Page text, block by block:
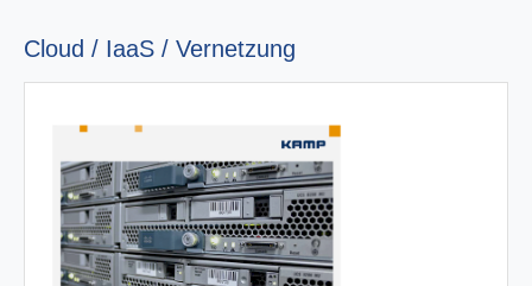
Cloud / IaaS / Vernetzung